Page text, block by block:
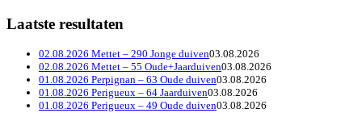
Laatste resultaten
02.08.2026 Mettet – 290 Jonge duiven03.08.2026
02.08.2026 Mettet – 55 Oude+Jaarduiven03.08.2026
01.08.2026 Perpignan – 63 Oude duiven03.08.2026
01.08.2026 Perigueux – 64 Jaarduiven03.08.2026
01.08.2026 Perigueux – 49 Oude duiven03.08.2026